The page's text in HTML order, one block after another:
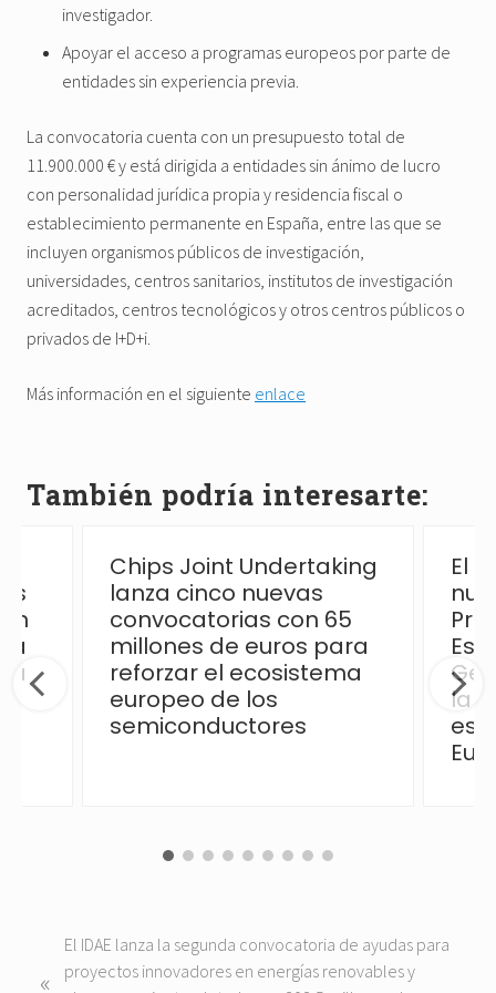
investigador.
Apoyar el acceso a programas europeos por parte de
entidades sin experiencia previa.
La convocatoria cuenta con un presupuesto total de
11.900.000 € y está dirigida a entidades sin ánimo de lucro
con personalidad jurídica propia y residencia fiscal o
establecimiento permanente en España, entre las que se
incluyen organismos públicos de investigación,
universidades, centros sanitarios, institutos de investigación
acreditados, centros tecnológicos y otros centros públicos o
privados de I+D+i.
Más información en el siguiente enlace
También podría interesarte:
Chips Joint Undertaking
lanza cinco nuevas
convocatorias con 65
millones de euros para
reforzar el ecosistema
europeo de los
semiconductores
El
la
«
El IDAE lanza la segunda convocatoria de ayudas para
proyectos innovadores en energías renovables y